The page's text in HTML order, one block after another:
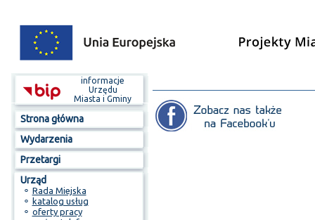
informacje
Urzędu
Miasta i Gminy
Strona główna
Wydarzenia
Przetargi
Urząd
⚬ Rada Miejska
⚬ katalog usług
⚬ oferty pracy